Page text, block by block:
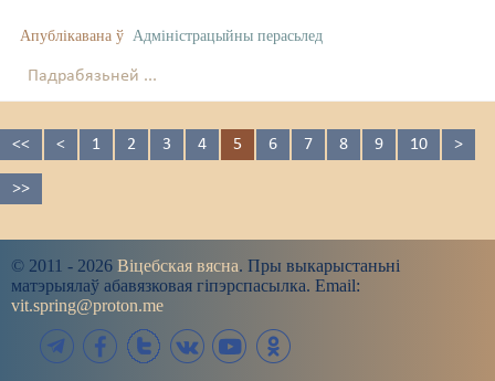
Апублікавана ў Адміністрацыйны перасьлед
Падрабязьней ...
<< < 1 2 3 4 5 6 7 8 9 10 >
>>
© 2011 - 2026 Віцебская вясна. Пры выкарыстаньні
матэрыялаў абавязковая гіпэрспасылка. Email:
vit.spring@proton.me